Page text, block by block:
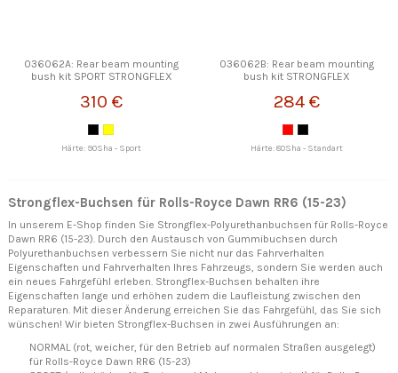
036062A: Rear beam mounting
bush kit SPORT STRONGFLEX
310 €
Härte: 90Sha - Sport
036062B: Rear beam mounting
bush kit STRONGFLEX
284 €
Härte: 80Sha - Standart
Strongflex-Buchsen für Rolls-Royce Dawn RR6 (15-23)
In unserem E-Shop finden Sie Strongflex-Polyurethanbuchsen für Rolls-Royce
Dawn RR6 (15-23). Durch den Austausch von Gummibuchsen durch
Polyurethanbuchsen verbessern Sie nicht nur das Fahrverhalten
Eigenschaften und Fahrverhalten Ihres Fahrzeugs, sondern Sie werden auch
ein neues Fahrgefühl erleben. Strongflex-Buchsen behalten ihre
Eigenschaften lange und erhöhen zudem die Laufleistung zwischen den
Reparaturen. Mit dieser Änderung erreichen Sie das Fahrgefühl, das Sie sich
wünschen! Wir bieten Strongflex-Buchsen in zwei Ausführungen an:
NORMAL (rot, weicher, für den Betrieb auf normalen Straßen ausgelegt)
für Rolls-Royce Dawn RR6 (15-23)